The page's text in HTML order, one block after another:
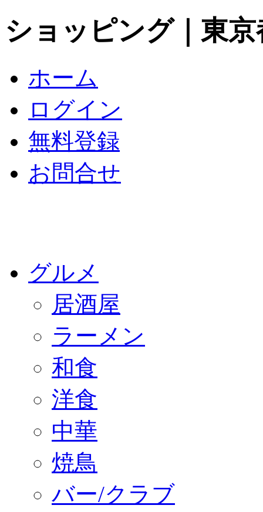
ショッピング｜東
ホーム
ログイン
無料登録
お問合せ
グルメ
居酒屋
ラーメン
和食
洋食
中華
焼鳥
バー/クラブ